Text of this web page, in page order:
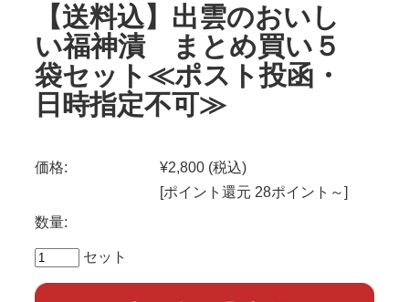
【送料込】出雲のおいし
い福神漬 まとめ買い５
袋セット≪ポスト投函・
日時指定不可≫
価格: ¥2,800 (税込)
[ポイント還元 28ポイント～]
数量:
セット